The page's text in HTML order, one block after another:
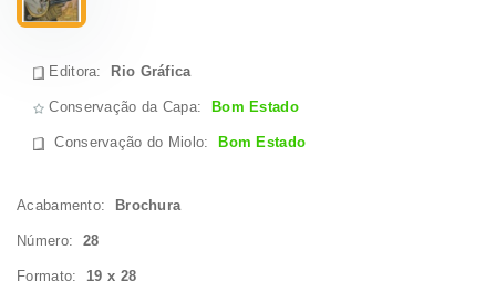
Editora: Rio Gráfica
Conservação da Capa: Bom Estado
Conservação do Miolo: Bom Estado
Acabamento: Brochura
Número: 28
Formato: 19 x 28